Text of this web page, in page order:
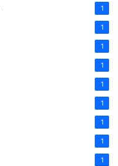
1
1
1
1
1
1
1
1
1